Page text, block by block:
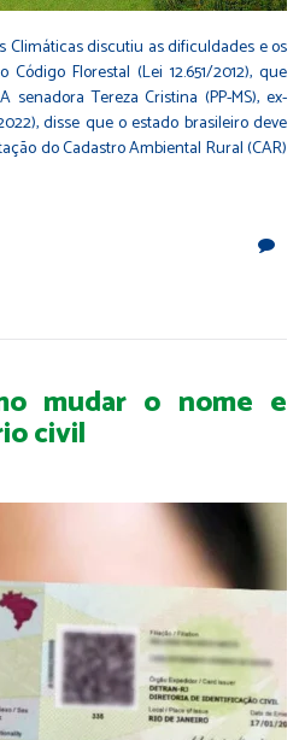
Climáticas discutiu as dificuldades e os
Florestal (Lei 12.651/2012), que
Tereza Cristina (PP-MS), ex-
disse que o estado brasileiro deve
do Cadastro Ambiental Rural (CAR)
mudar o nome e
civil